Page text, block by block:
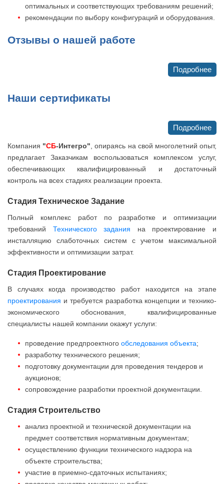
оптимальных и соответствующих требованиям решений;
рекомендации по выбору конфигураций и оборудования.
Отзывы о нашей работе
Подробнее
Наши сертификаты
Подробнее
Компания "СБ-Интегро" , опираясь на свой многолетний опыт,
предлагает Заказчикам воспользоваться комплексом услуг,
обеспечивающих квалифицированный и достаточный
контроль на всех стадиях реализации проекта.
Стадия Техническое Задание
Полный комплекс работ по разработке и оптимизации
требований Технического задания на проектирование и
инсталляцию слаботочных систем с учетом максимальной
эффективности и оптимизации затрат.
Стадия Проектирование
В случаях когда производство работ находится на этапе
проектирования и требуется разработка концепции и технико-
экономического обоснования, квалифицированные
специалисты нашей компании окажут услуги:
проведение предпроектного обследования объекта;
разработку технического решения;
подготовку документации для проведения тендеров и
аукционов;
сопровождение разработки проектной документации.
Стадия Строительство
анализ проектной и технической документации на
предмет соответствия нормативным документам;
осуществлению функции технического надзора на
объекте строительства;
участие в приемно-сдаточных испытаниях;